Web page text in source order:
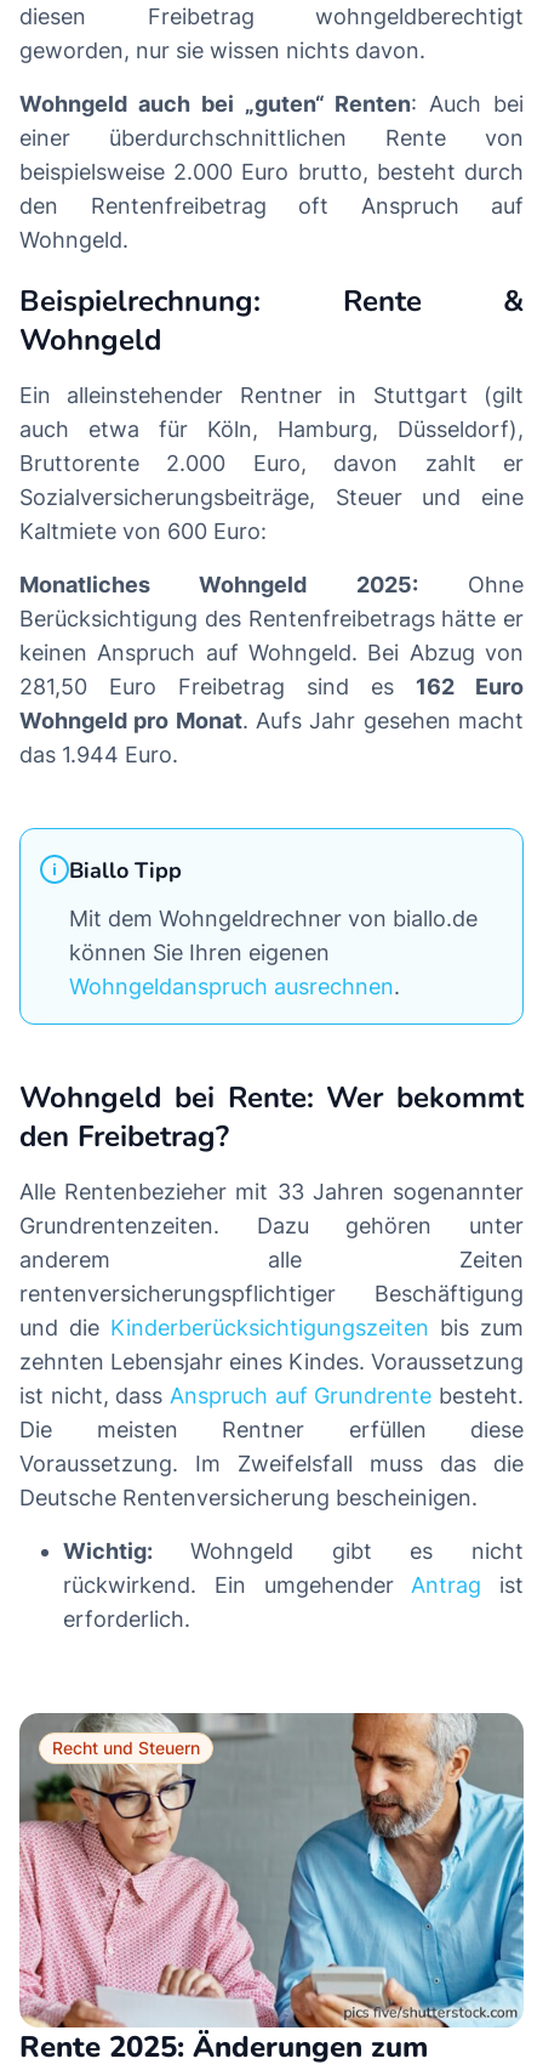
diesen Freibetrag wohngeldberechtigt
geworden, nur sie wissen nichts davon.
Wohngeld auch bei „guten“ Renten: Auch bei
einer überdurchschnittlichen Rente von
beispielsweise 2.000 Euro brutto, besteht durch
den Rentenfreibetrag oft Anspruch auf
Wohngeld.
Beispielrechnung: Rente &
Wohngeld
Ein alleinstehender Rentner in Stuttgart (gilt
auch etwa für Köln, Hamburg, Düsseldorf),
Bruttorente 2.000 Euro, davon zahlt er
Sozialversicherungsbeiträge, Steuer und eine
Kaltmiete von 600 Euro:
Monatliches Wohngeld 2025:Ohne
Berücksichtigung des Rentenfreibetrags hätte er
keinen Anspruch auf Wohngeld. Bei Abzug von
281,50 Euro Freibetrag sind es 162 Euro
Wohngeld pro Monat. Aufs Jahr gesehen macht
das 1.944 Euro.
Biallo Tipp
Mit dem Wohngeldrechner von biallo.de
können Sie Ihren eigenen
Wohngeldanspruch ausrechnen.
Wohngeld bei Rente: Wer bekommt
den Freibetrag?
Alle Rentenbezieher mit 33 Jahren sogenannter
Grundrentenzeiten. Dazu gehören unter
anderem alle Zeiten
rentenversicherungspflichtiger Beschäftigung
und die Kinderberücksichtigungszeiten bis zum
zehnten Lebensjahr eines Kindes. Voraussetzung
ist nicht, dass Anspruch auf Grundrente besteht.
Die meisten Rentner erfüllen diese
Voraussetzung. Im Zweifelsfall muss das die
Deutsche Rentenversicherung bescheinigen.
Wichtig: Wohngeld gibt es nicht
rückwirkend. Ein umgehender Antrag ist
erforderlich.
Recht und Steuern
Rente 2025: Änderungen zum